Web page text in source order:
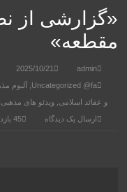
«گزارشی از
مقطعه»
admin
2025/10/21
Uncategorized @fa
آلبوم
و عقائد اسلامی ,ویدئو های مذهبی
ارسال یک دیدگاه
45 بازدید